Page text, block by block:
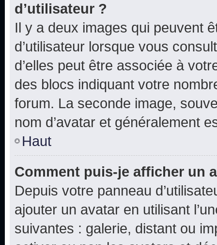
d’utilisateur ?
Il y a deux images qui peuvent
d’utilisateur lorsque vous
d’elles peut être associée à
des blocs indiquant votre
forum. La seconde image,
nom d’avatar et généralement
Haut
Comment puis-je afficher un
Depuis votre panneau
ajouter un avatar en utilisant
suivantes : galerie, distant ou